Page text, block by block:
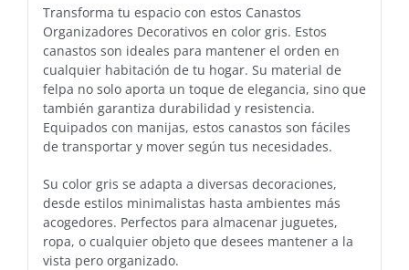
Transforma tu espacio con estos Canastos
Organizadores Decorativos en color gris. Estos
canastos son ideales para mantener el orden en
cualquier habitación de tu hogar. Su material de
felpa no solo aporta un toque de elegancia, sino que
también garantiza durabilidad y resistencia.
Equipados con manijas, estos canastos son fáciles
de transportar y mover según tus necesidades.
Su color gris se adapta a diversas decoraciones,
desde estilos minimalistas hasta ambientes más
acogedores. Perfectos para almacenar juguetes,
ropa, o cualquier objeto que desees mantener a la
vista pero organizado.